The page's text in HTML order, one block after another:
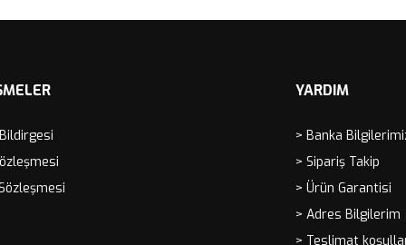
YARDIM
> Banka
> Sipariş Takip
> Ürün Garantisi
> Adres Bilgilerim
> Teslimat